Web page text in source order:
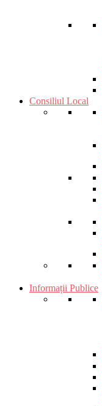
Consiliul Local
Informații Publice